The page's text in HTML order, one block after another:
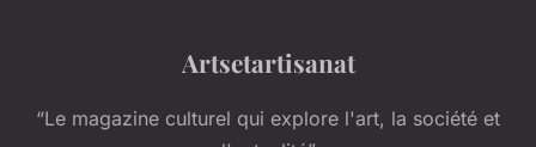
Artsetartisanat
“Le magazine culturel qui explore l'art, la société et